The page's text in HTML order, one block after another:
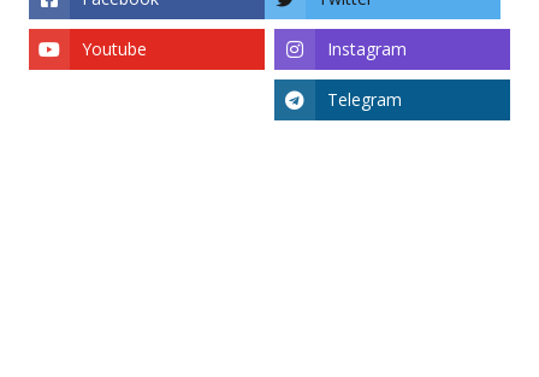
Instagram
Youtube
Telegram